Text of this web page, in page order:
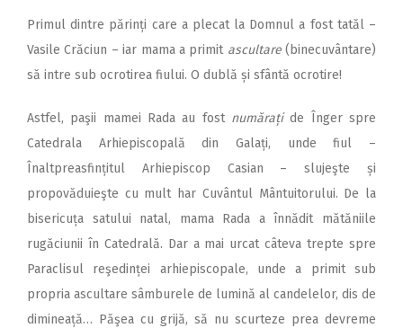
Primul dintre părinți care a plecat la Domnul a fost tatăl –
Vasile Crăciun – iar mama a primit ascultare (binecuvântare)
să intre sub ocrotirea fiului. O dublă și sfântă ocrotire!
Astfel, paşii mamei Rada au fost numărațide Înger spre
Catedrala Arhiepiscopală din Galați, unde fiul –
Înaltpreasfințitul Arhiepiscop Casian – slujeşte și
propovăduieşte cu mult har Cuvântul Mântuitorului. De la
bisericuța satului natal, mama Rada a înnădit mătăniile
rugăciunii în Catedrală. Dar a mai urcat câteva trepte spre
Paraclisul reşedinței arhiepiscopale, unde a primit sub
propria ascultare sâmburele de lumină al candelelor, dis de
dimineață… Păşea cu grijă, să nu scurteze prea devreme